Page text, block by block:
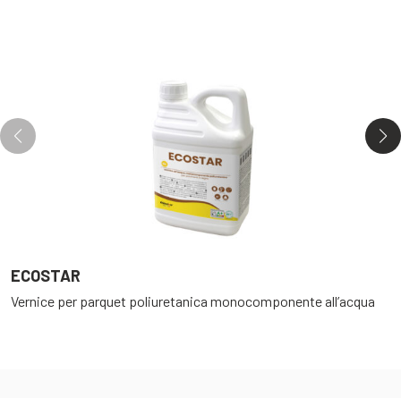
ECOSTAR
Vernice per parquet poliuretanica monocomponente all’acqua